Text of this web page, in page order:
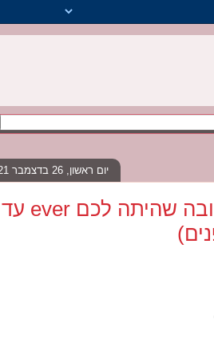
יום ראשון, 26 בדצמבר 2021
כדי שהשנה הזו תהיה הכי טובה שהיתה לכם ever עד